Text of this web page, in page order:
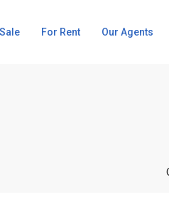
For Rent Our Agents